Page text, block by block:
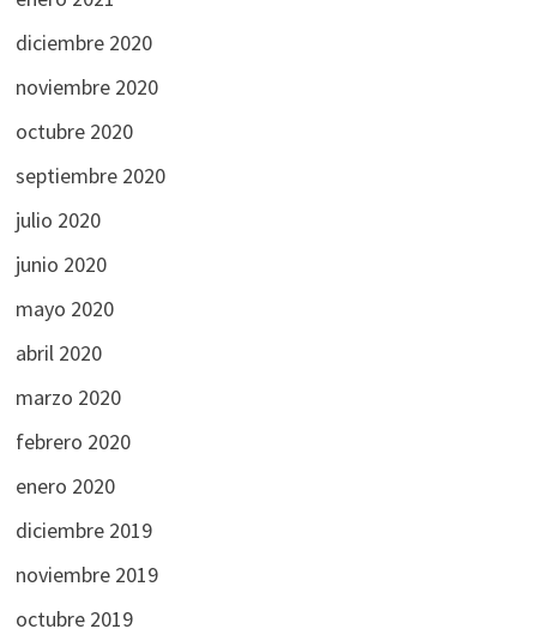
diciembre 2020
noviembre 2020
octubre 2020
septiembre 2020
julio 2020
junio 2020
mayo 2020
abril 2020
marzo 2020
febrero 2020
enero 2020
diciembre 2019
noviembre 2019
octubre 2019